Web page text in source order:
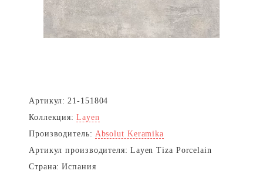
Артикул: 21-151804
Коллекция: Layen
Производитель: Absolut Keramika
Артикул производителя: Layen Tiza Porcelain
Страна: Испания